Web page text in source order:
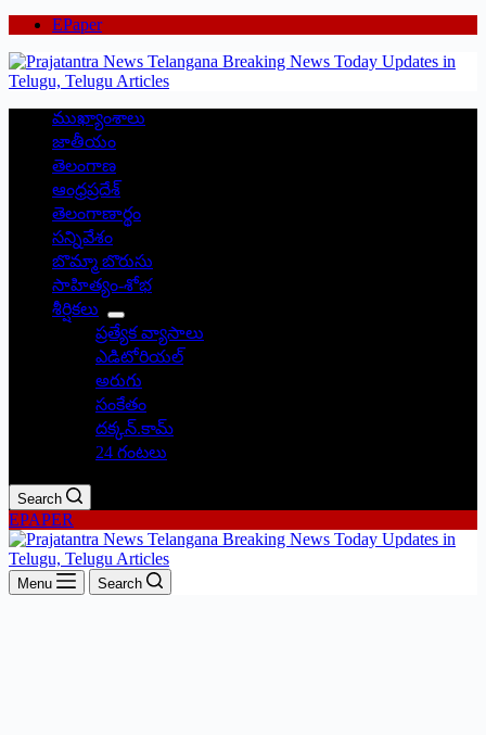
EPaper
ముఖ్యాంశాలు
జాతీయం
తెలంగాణ
ఆంధ్రప్రదేశ్
తెలంగాణార్థం
సన్నివేశం
బొమ్మా బొరుసు
సాహిత్యం-శోభ
శీర్షికలు
ప్రత్యేక వ్యాసాలు
ఎడిటోరియల్
అరుగు
సంకేతం
దక్కన్.కామ్
24 గంటలు
Search
EPAPER
Menu Search